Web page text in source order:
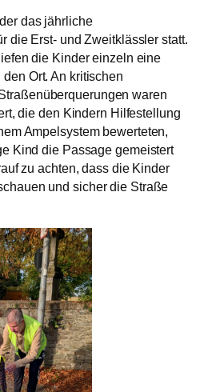
das jährliche
die Erst- und Zweitklässler statt.
die Kinder einzeln eine
Ort. An kritischen
waren
die den Kindern Hilfestellung
Ampelsystem bewerteten,
Kind die Passage gemeistert
zu achten, dass die Kinder
und sicher die Straße